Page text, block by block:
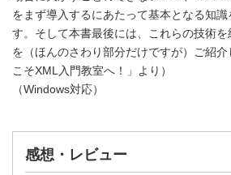
をまず導入するにあたって基本となる知識
す。そして本書最後には、これらの技術
を（ほんのさわり部分だけですが）ご紹
こそXML入門教室へ！」より）
（Windows対応）
感想・レビュー